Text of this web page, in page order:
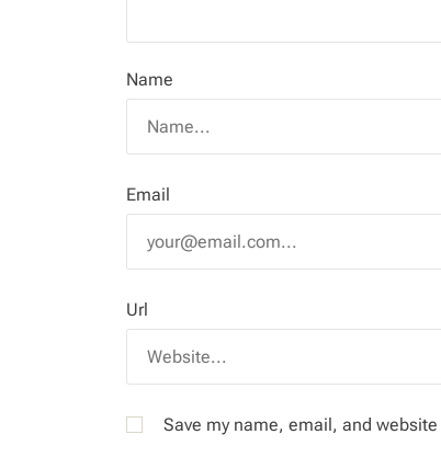
Name
Email
Url
Save my name, email, and